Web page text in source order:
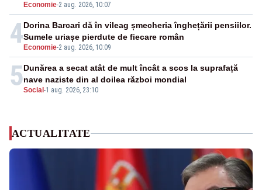
Economie-2 aug. 2026, 10:07
4 Economie-2 aug. 2026, 10:09
Dorina Barcari dă în vileag șmecheria înghețării pensiilor.
Sumele uriașe pierdute de fiecare român
5Social -1 aug. 2026, 23:10
Dunărea a secat atât de mult încât a scos la suprafață
nave naziste din al doilea război mondial
ACTUALITATE